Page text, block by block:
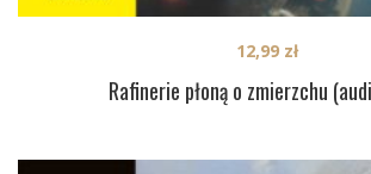
Rafinerie płoną o zmierzchu
12,99 zł